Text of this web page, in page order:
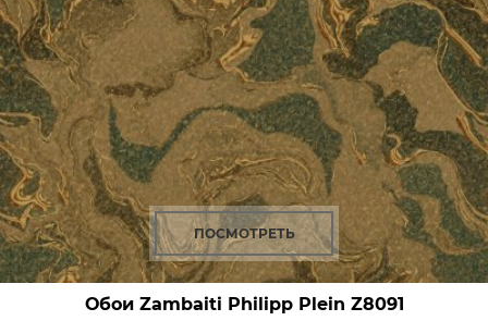
ПОСМОТРЕТЬ
Обои Zambaiti Philipp Plein Z8091